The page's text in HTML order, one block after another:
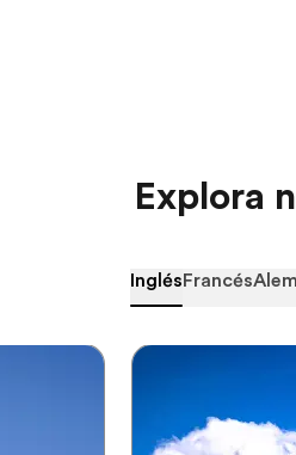
Explora
InglésFrancés